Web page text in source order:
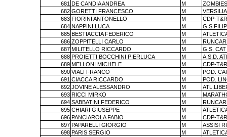
681 DE CANDIA ANDREA M
682 GORETTI FRANCESCO M
683 FIORINI ANTONELLO M
CDP-
684 NAPPINI LUCA M
685 BESTIACCIA FEDERICO M
686 ZOPPITELLI CARLO M
687 MILITELLO RICCARDO M
G.S.
688 PROIETTI BOCCHINI PIERLUCA M
A.S.D.
689 MELLONI MICHELE M
CDP-
690 VIALI FRANCO M
POD.
691 CIACCA RICCARDO M
POD.
692 JOVINE ALESSANDRO M
693 RICCI MIRKO M
694 SABBATINI FEDERICO M
695 CHIARI GIUSEPPE M
696 PANCIAROLA FABIO M
CDP-
697 PAPARELLI GIORGIO M
ASSISI
698 PARIS SERGIO M